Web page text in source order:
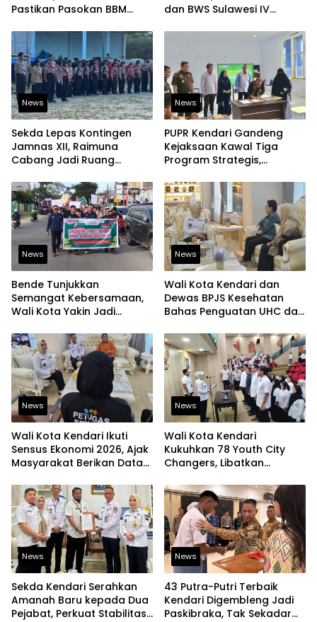
Pastikan Pasokan BBM
dan BWS Sulawesi IV
Pangan
News
Sekda Lepas Kontingen
Jamnas XII, Raimuna
Cabang Jadi Ruang
dan Berjiwa Pemimpin
News
PUPR Kendari Gandeng
Kejaksaan Kawal Tiga
Program Strategis,
Bangun Infrastruktur
Berintegritas
News
Bende Tunjukkan
Semangat Kebersamaan,
Wali Kota Yakin Jadi
Lain
News
Wali Kota Kendari dan
Dewas BPJS Kesehatan
Bahas Penguatan UHC dan
Kesehatan
News
Wali Kota Kendari Ikuti
Sensus Ekonomi 2026, Ajak
Masyarakat Berikan Data
News
Wali Kota Kendari
Kukuhkan 78 Youth City
Changers, Libatkan
Perubahan Kota
News
Sekda Kendari Serahkan
Amanah Baru kepada Dua
Pejabat, Perkuat Stabilitas
News
43 Putra-Putri Terbaik
Kendari Digembleng Jadi
Paskibraka, Tak Sekadar